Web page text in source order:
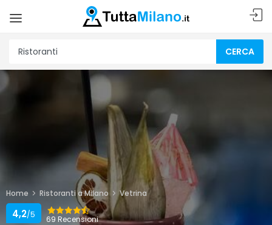
CERCA
Home Ristoranti a Milano Vetrina
69 Recensioni
4,2/5